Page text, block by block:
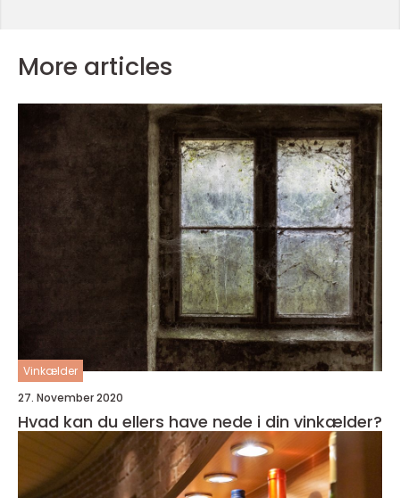
More articles
Vinkælder
27. November 2020
Hvad kan du ellers have nede i din vinkælder?